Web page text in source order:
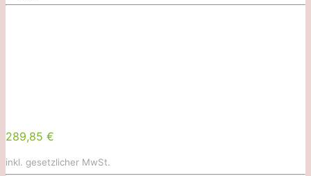
289,85 €
inkl. gesetzlicher MwSt.